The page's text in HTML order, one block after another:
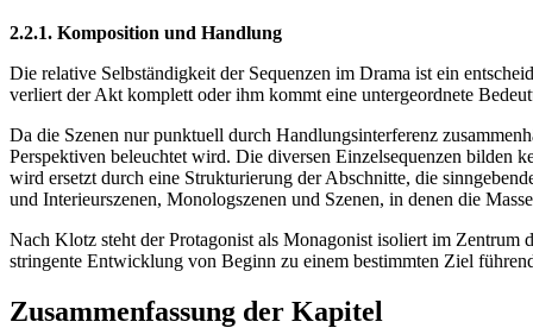
2.2.1. Komposition und Handlung
Die relative Selbständigkeit der Sequenzen im Drama ist ein
verliert der Akt komplett oder ihm kommt eine untergeordnete
Da die Szenen nur punktuell durch Handlungsinterferenz
Perspektiven beleuchtet wird. Die diversen Einzelsequenzen bilden
wird ersetzt durch eine Strukturierung der Abschnitte, die
und Interieurszenen, Monologszenen und Szenen, in denen die
Nach Klotz steht der Protagonist als Monagonist isoliert im Zentrum
stringente Entwicklung von Beginn zu einem bestimmten Ziel
Zusammenfassung der Kapitel